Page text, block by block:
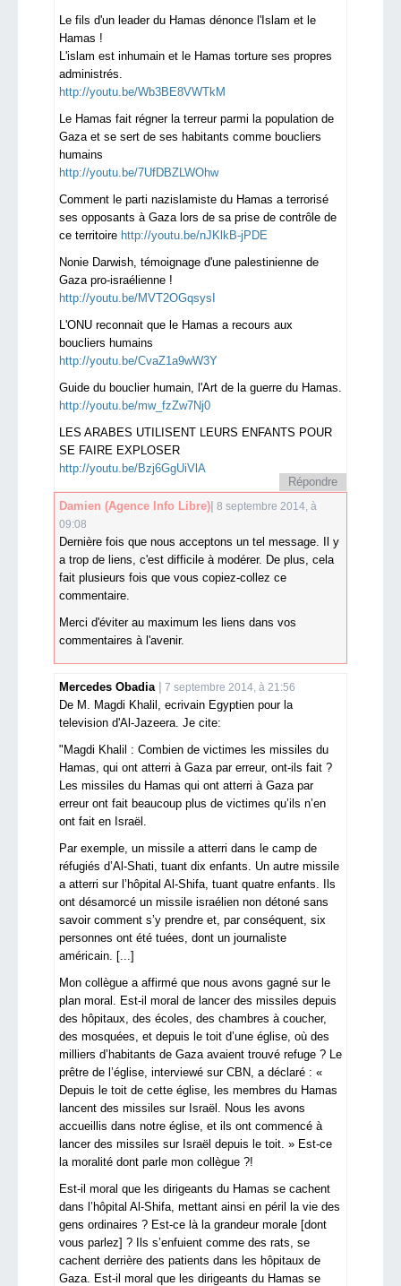
Le fils d'un leader du Hamas dénonce l'Islam et le
Hamas !
L'islam est inhumain et le Hamas torture ses propres
administrés.
http://youtu.be/Wb3BE8VWTkM
Le Hamas fait régner la terreur parmi la population de
Gaza et se sert de ses habitants comme boucliers
humains
http://youtu.be/7UfDBZLWOhw
Comment le parti nazislamiste du Hamas a terrorisé
ses opposants à Gaza lors de sa prise de contrôle de
ce territoire http://youtu.be/nJKlkB-jPDE
Nonie Darwish, témoignage d'une palestinienne de
Gaza pro-israélienne !
http://youtu.be/MVT2OGqsysI
L'ONU reconnait que le Hamas a recours aux
boucliers humains
http://youtu.be/CvaZ1a9wW3Y
Guide du bouclier humain, l'Art de la guerre du Hamas.
http://youtu.be/mw_fzZw7Nj0
LES ARABES UTILISENT LEURS ENFANTS POUR
SE FAIRE EXPLOSER
http://youtu.be/Bzj6GgUiVlA
Répondre
Damien (Agence Info Libre) 8 septembre 2014, à
09:08
Dernière fois que nous acceptons un tel message. Il y
a trop de liens, c'est difficile à modérer. De plus, cela
fait plusieurs fois que vous copiez-collez ce
commentaire.
Merci d'éviter au maximum les liens dans vos
commentaires à l'avenir.
Mercedes Obadia 7 septembre 2014, à 21:56
De M. Magdi Khalil, ecrivain Egyptien pour la
television d'Al-Jazeera. Je cite:
"Magdi Khalil : Combien de victimes les missiles du
Hamas, qui ont atterri à Gaza par erreur, ont-ils fait ?
Les missiles du Hamas qui ont atterri à Gaza par
erreur ont fait beaucoup plus de victimes qu’ils n’en
ont fait en Israël.
Par exemple, un missile a atterri dans le camp de
réfugiés d’Al-Shati, tuant dix enfants. Un autre missile
a atterri sur l’hôpital Al-Shifa, tuant quatre enfants. Ils
ont désamorcé un missile israélien non détoné sans
savoir comment s’y prendre et, par conséquent, six
personnes ont été tuées, dont un journaliste
américain. [...]
Mon collègue a affirmé que nous avons gagné sur le
plan moral. Est-il moral de lancer des missiles depuis
des hôpitaux, des écoles, des chambres à coucher,
des mosquées, et depuis le toit d’une église, où des
milliers d’habitants de Gaza avaient trouvé refuge ? Le
prêtre de l’église, interviewé sur CBN, a déclaré : «
Depuis le toit de cette église, les membres du Hamas
lancent des missiles sur Israël. Nous les avons
accueillis dans notre église, et ils ont commencé à
lancer des missiles sur Israël depuis le toit. » Est-ce
la moralité dont parle mon collègue ?!
Est-il moral que les dirigeants du Hamas se cachent
dans l’hôpital Al-Shifa, mettant ainsi en péril la vie des
gens ordinaires ? Est-ce là la grandeur morale [dont
vous parlez] ? Ils s’enfuient comme des rats, se
cachent derrière des patients dans les hôpitaux de
Gaza. Est-il moral que les dirigeants du Hamas se